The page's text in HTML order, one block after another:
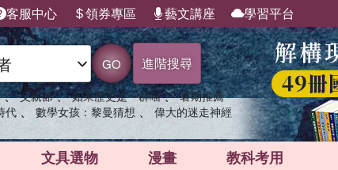
客服中心 領券專區 藝文講座 學習平台
GO 進階搜尋
、 父親節 、 如果歷史是一群喵 、 暑期推薦
代 、 數學女孩：黎曼猜想 、 偉大的迷走神經
文具選物 漫畫 教科考用